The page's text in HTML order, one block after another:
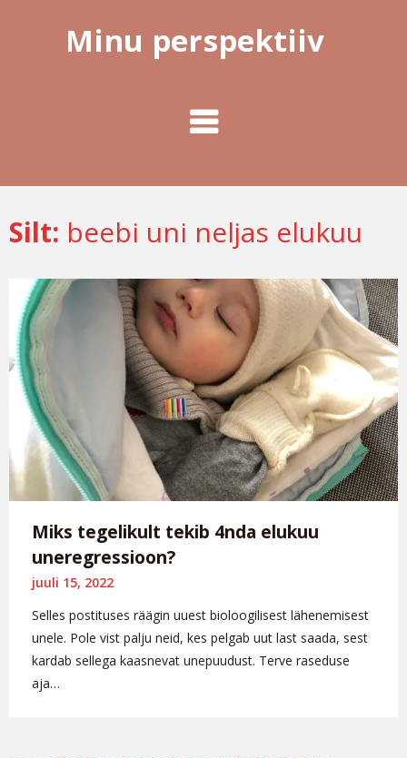
Minu perspektiiv
Silt: beebi uni neljas elukuu
Miks tegelikult tekib 4nda elukuu
uneregressioon?
juuli 15, 2022
Selles postituses räägin uuest bioloogilisest lähenemisest
unele. Pole vist palju neid, kes pelgab uut last saada, sest
kardab sellega kaasnevat unepuudust. Terve raseduse
aja…